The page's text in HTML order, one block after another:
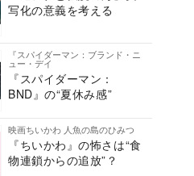
写化の意義を考える
『スパイダーマン：ブランド・ニ
ュー・デイ
『スパイダーマン：
BND』の“夏休み感”
映画ちいかわ 人魚の島のひみつ
『ちいかわ』の怖さは“食
物連鎖からの追放”？